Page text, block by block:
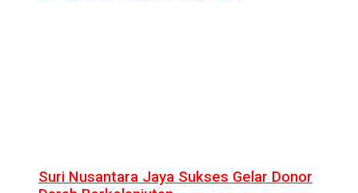
Suri Nusantara Jaya Sukses Gelar Donor